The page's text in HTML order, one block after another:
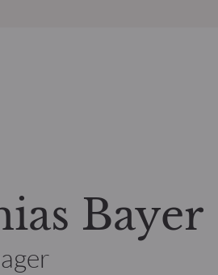
Bayer